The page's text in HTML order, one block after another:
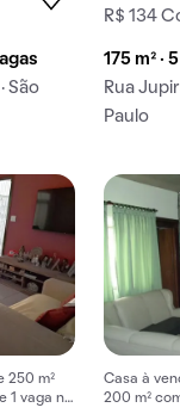
São
R$ 134
175 m² ·
Rua
Paulo
250 m²
1 vaga na
Casa à
200 m²